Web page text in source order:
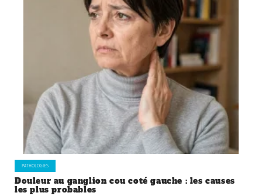
PATHOLOGIES
Douleur au ganglion cou coté gauche : les causes
les plus probables